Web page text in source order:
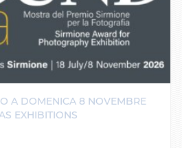
A DOMENICA 8 NOVEMBRE
EXHIBITIONS